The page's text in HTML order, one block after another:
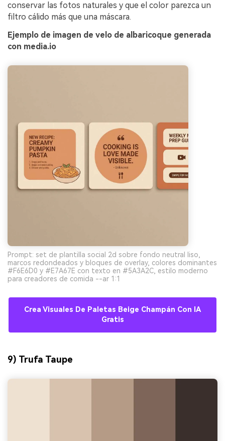
conservar las fotos naturales y que el color parezca un
filtro cálido más que una máscara.
Ejemplo de imagen de velo de albaricoque generada
con media.io
Prompt: set de plantilla social 2d sobre fondo neutral liso,
marcos redondeados y bloques de overlay, colores dominantes
#F6E6D0 y #E7A67E con texto en #5A3A2C, estilo moderno
para creadores de comida --ar 1:1
Crea Visuales De Paletas Beige Champán Con IA
Gratis
9) Trufa Taupe